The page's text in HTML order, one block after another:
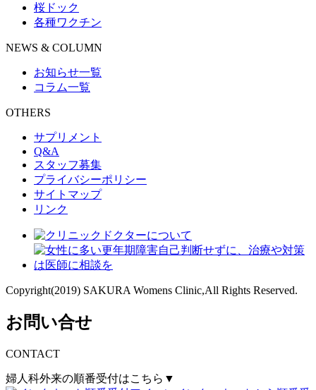
桜ドック
各種ワクチン
NEWS & COLUMN
お知らせ一覧
コラム一覧
OTHERS
サプリメント
Q&A
スタッフ募集
プライバシーポリシー
サイトマップ
リンク
Copyright(2019) SAKURA Womens Clinic,All Rights Reserved.
お問い合せ
CONTACT
婦人科外来の順番受付はこちら▼